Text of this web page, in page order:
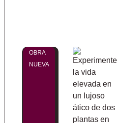
ENTRAR
A VIVIR
OBRA
NUEVA